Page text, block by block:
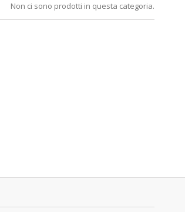
Non ci sono prodotti in questa categoria.